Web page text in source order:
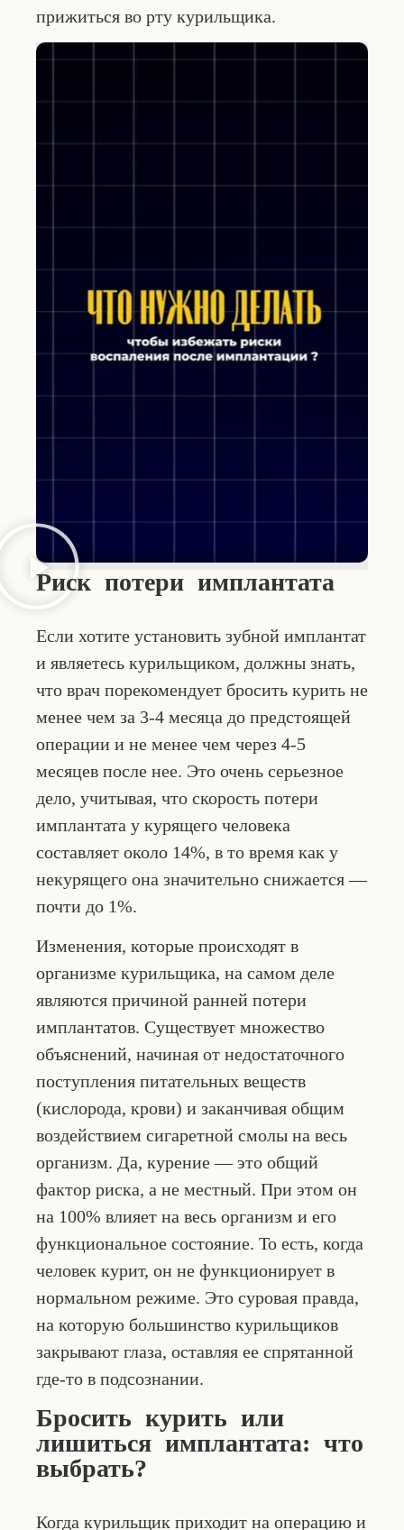
прижиться во рту курильщика.
Риск потери имплантата
Если хотите установить зубной имплантат
и являетесь курильщиком, должны знать,
что врач порекомендует бросить курить не
менее чем за 3-4 месяца до предстоящей
операции и не менее чем через 4-5
месяцев после нее. Это очень серьезное
дело, учитывая, что скорость потери
имплантата у курящего человека
составляет около 14%, в то время как у
некурящего она значительно снижается —
почти до 1%.
Изменения, которые происходят в
организме курильщика, на самом деле
являются причиной ранней потери
имплантатов. Существует множество
объяснений, начиная от недостаточного
поступления питательных веществ
(кислорода, крови) и заканчивая общим
воздействием сигаретной смолы на весь
организм. Да, курение — это общий
фактор риска, а не местный. При этом он
на 100% влияет на весь организм и его
функциональное состояние. То есть, когда
человек курит, он не функционирует в
нормальном режиме. Это суровая правда,
на которую большинство курильщиков
закрывают глаза, оставляя ее спрятанной
где-то в подсознании.
Бросить курить или
лишиться имплантата: что
выбрать?
Когда курильщик приходит на операцию и